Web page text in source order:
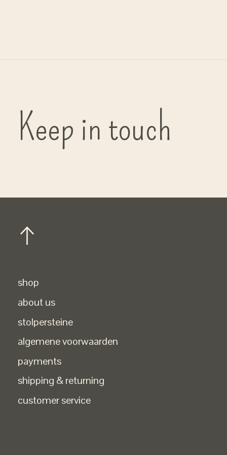
Keep in touch
shop
about us
stolpersteine
algemene voorwaarden
payments
shipping & returning
customer service